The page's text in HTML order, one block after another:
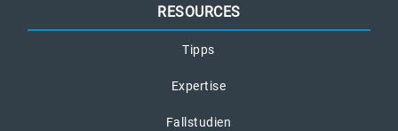
RESOURCES
Tipps
Expertise
Fallstudien